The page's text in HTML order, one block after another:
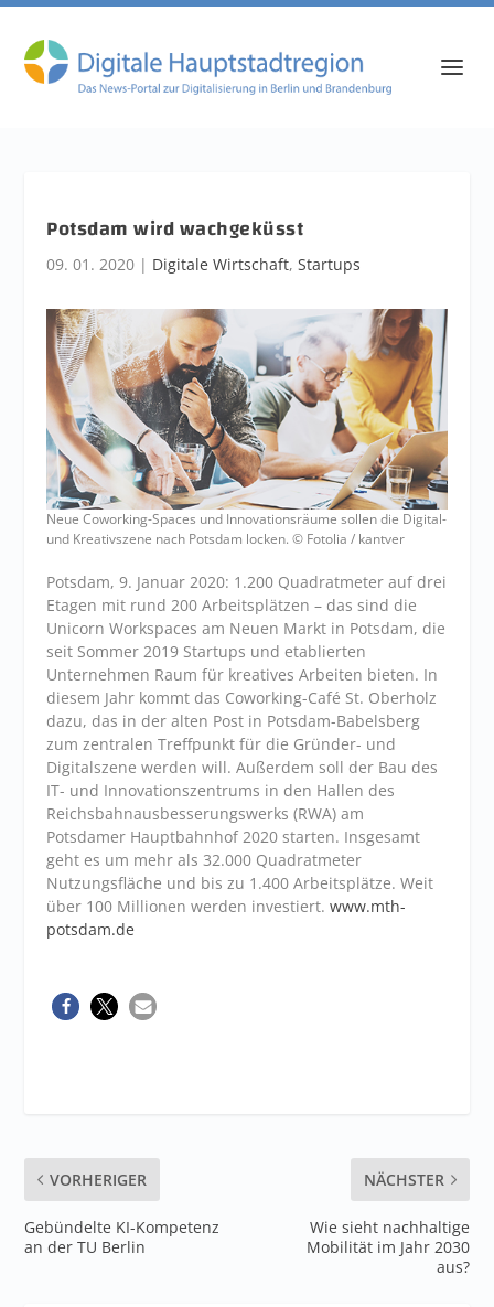
Potsdam wird wachgeküsst
09. 01. 2020 | Digitale Wirtschaft,Startups
Neue Coworking-Spaces und Innovationsräume sollen die Digital-
und Kreativszene nach Potsdam locken. © Fotolia / kantver
Potsdam, 9. Januar 2020: 1.200 Quadratmeter auf drei
Etagen mit rund 200 Arbeitsplätzen – das sind die
Unicorn Workspaces am Neuen Markt in Potsdam, die
seit Sommer 2019 Startups und etablierten
Unternehmen Raum für kreatives Arbeiten bieten. In
diesem Jahr kommt das Coworking-Café St. Oberholz
dazu, das in der alten Post in Potsdam-Babelsberg
zum zentralen Treffpunkt für die Gründer- und
Digitalszene werden will. Außerdem soll der Bau des
IT- und Innovationszentrums in den Hallen des
Reichsbahnausbesserungswerks (RWA) am
Potsdamer Hauptbahnhof 2020 starten. Insgesamt
geht es um mehr als 32.000 Quadratmeter
Nutzungsfläche und bis zu 1.400 Arbeitsplätze. Weit
über 100 Millionen werden investiert.www.mth-
potsdam.de
VORHERIGER
Gebündelte KI-Kompetenz
an der TU Berlin
NÄCHSTER
Wie sieht nachhaltige
Mobilität im Jahr 2030
aus?